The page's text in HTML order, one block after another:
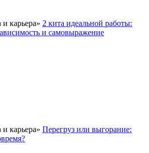
карьера» 2 кита идеальной работы:
и самовыражение
карьера» Перегруз или выгорание: